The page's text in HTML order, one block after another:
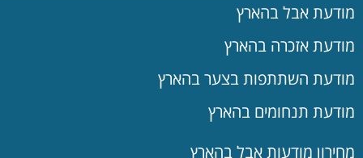
מודעת אבל בהארץ
מודעת אזכרה בהארץ
מודעת השתתפות בצער בהארץ
מודעת תנחומים בהארץ
מחירון מודעות אבל בהארץ